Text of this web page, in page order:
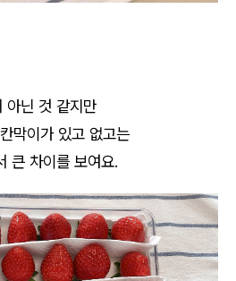
아닌 것 같지만
막이가 있고 없고는
큰 차이를 보여요.